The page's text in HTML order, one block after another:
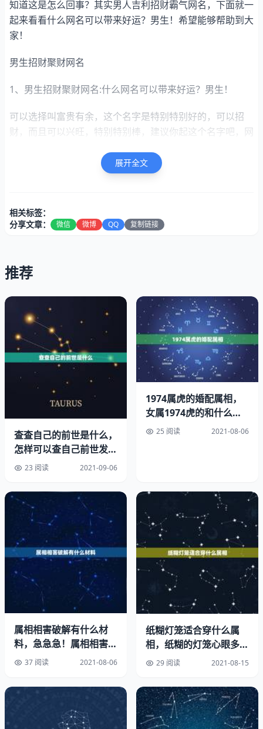
知道这是怎么回事？其实男人吉利招财霸气网名，下面就一
起来看看什么网名可以带来好运？男生！希望能够帮助到大
家！
男生招财聚财网名
1、男生招财聚财网名:什么网名可以带来好运？男生！
可以选择叫富贵有余，这个名字是特别特别好的，可以招
财，而且可以兴旺，特别特别棒，建议你起这个名字吧，网
什么网名可以带来好运？男生！[提问]
好的，我这边正在整理答案，你稍等一下[回答]
可以选择叫富贵有余，这个名字是特别特别好的，可以招
财，而且可以兴旺，特别特别棒，建议你起这个名字吧，网
名很好[回答]
2、男生招财聚财网名:好听又聚财的名字
姿苹亿澜含菁萌婕晔雪
玥雅琴姿婉婧秋真盈美男人吉利招财霸气网名。
玥清雅娅锦沁苏婷菲莉
展开全文
相关标签：
分享文章：
微信 微博 QQ 复制链接
推荐
查查自己的前世是什么，
怎样可以查自己前世发生
的事情 和前世自己是谁
23 阅读 2021-09-06
1974属虎的婚配属相，
女属1974虎的和什么属
相最配
25 阅读 2021-08-06
属相相害破解有什么材
料，急急急！属相相害，
求破解！
37 阅读 2021-08-06
纸糊灯笼适合穿什么属
相，纸糊的灯笼心眼多打
一生肖属相
29 阅读 2021-08-15